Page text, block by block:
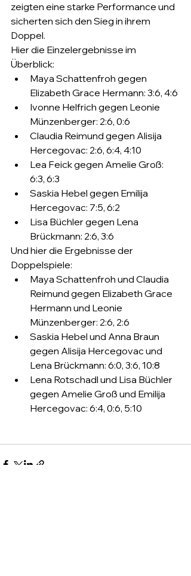
zeigten eine starke Performance und
sicherten sich den Sieg in ihrem
Doppel.
Hier die Einzelergebnisse im
Überblick:
Maya Schattenfroh gegen
Elizabeth Grace Hermann: 3:6, 4:6
Ivonne Helfrich gegen Leonie
Münzenberger: 2:6, 0:6
Claudia Reimund gegen Alisija
Hercegovac: 2:6, 6:4, 4:10
Lea Feick gegen Amelie Groß:
6:3, 6:3
Saskia Hebel gegen Emilija
Hercegovac: 7:5, 6:2
Lisa Büchler gegen Lena
Brückmann: 2:6, 3:6
Und hier die Ergebnisse der
Doppelspiele:
Maya Schattenfroh und Claudia
Reimund gegen Elizabeth Grace
Hermann und Leonie
Münzenberger: 2:6, 2:6
Saskia Hebel und Anna Braun
gegen Alisija Hercegovac und
Lena Brückmann: 6:0, 3:6, 10:8
Lena Rotschadl und Lisa Büchler
gegen Amelie Groß und Emilija
Hercegovac: 6:4, 0:6, 5:10